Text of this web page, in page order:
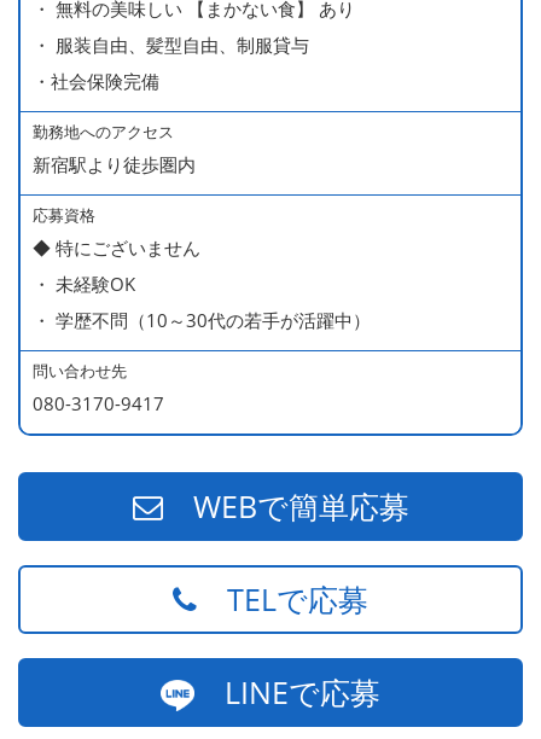
・ 無料の美味しい 【まかない食】 あり
・ 服装自由、髪型自由、制服貸与
・社会保険完備
勤務地へのアクセス
新宿駅より徒歩圏内
応募資格
◆ 特にございません
・ 未経験OK
・ 学歴不問（10～30代の若手が活躍中）
問い合わせ先
080-3170-9417
WEBで簡単応募
TELで応募
LINEで応募